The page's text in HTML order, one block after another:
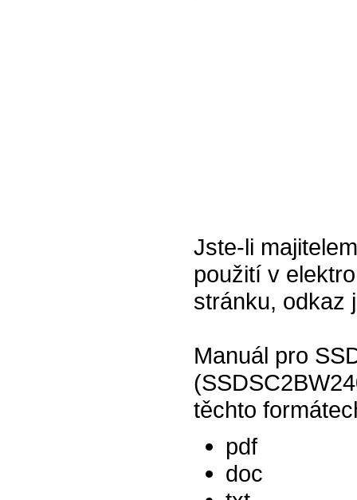
Jste-li
použití v
stránku, odkaz
Manuál pro
těchto
pdf
doc